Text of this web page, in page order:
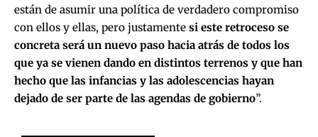
están de asumir una política de verdadero compromiso
con ellos y ellas, pero justamente si este retroceso se
concreta será un nuevo paso hacia atrás de todos los
que ya se vienen dando en distintos terrenos y que han
hecho que las infancias y las adolescencias hayan
dejado de ser parte de las agendas de gobierno”.